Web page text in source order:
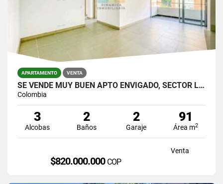
APARTAMENTO VENTA
SE VENDE MUY BUEN APTO ENVIGADO, SECTOR LA ABADIA,UNIDAD MUY COMPLETA.
Colombia
3
Alcobas
2
Baños
2
Garaje
91
Área m2
Venta
$820.000.000 COP